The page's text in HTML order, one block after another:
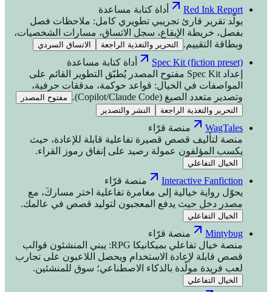
Red Ink Report
أداة كتابة مساعدة
يولّد تقرير قارئ تجريبي تطويري كامل: ملاحظات فصل
بفصل، خريطة الإيقاع، سجل الاتساق، مسارات الشخصيات،
وبطاقة التقييم.
التحرير والتغذية الراجعة الاتساق السردي
Spec Kit (fiction preset)
أداة كتابة مساعدة
إعداد Spec Kit مفتوح المصدر يُطبّق التطوير القائم على
المواصفات في الخيال: قواعد حوكمة، مدققات حرفية،
وتصدير متعدد الصيغ (Copilot/Claude Code).
مفتوح المصدر
التحرير والتغذية الراجعة
النشر والتصدير
WagTales
منصة قرّاء
منصة لتأليف قصص قصيرة تفاعلية قابلة للإعادة، حيث
يكسب المؤلفون عمولة رصيد على إنفاق رموز القراء.
الخيال التفاعلي
Interactive Fanfiction
منصة قرّاء
يحوّل رواية خيالية إلى مغامرة تفاعلية اختر مساركَ، مع
مصدر دخل حيث يدفع المعجبون لتوليد قصص في عالمك.
الخيال التفاعلي
Mintybug
منصة قرّاء
منصة خيال تفاعلي بميكانيكا RPG: يبني المنشئون قوالب
قصص قابلة لإعادة الاستخدام ويحصل اللاعبون على تجارب
لعب فريدة مولّدة بالذكاء الاصطناعي؛ سوق للمنشئين.
الخيال التفاعلي